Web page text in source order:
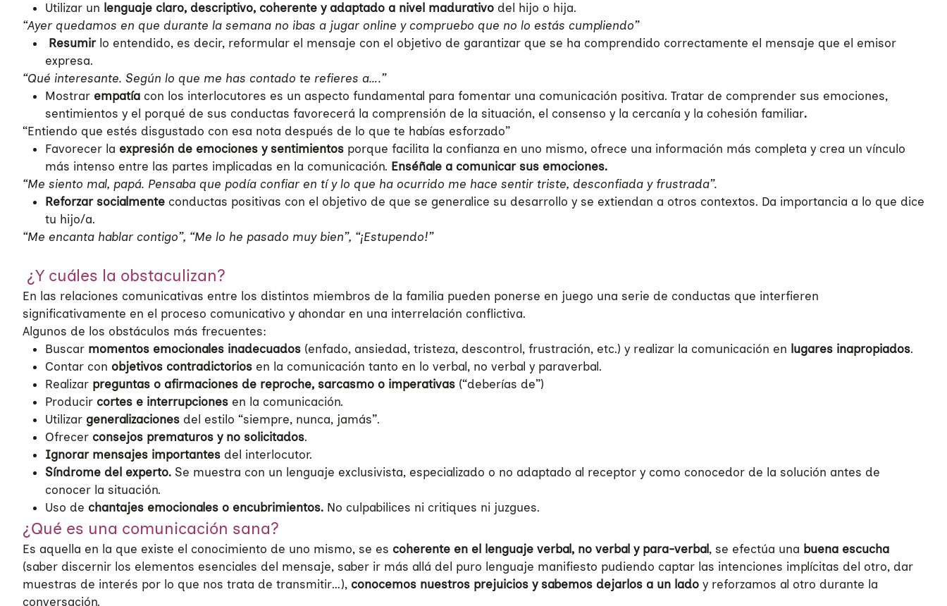
Quiénes somos
Sobre UNAF
Nuestra red
Transparencia
Áreas de acción
Diversidad familiar
Familias reconstituidas
Mediación
Infancia y adolescencia
Educación Sexual
Violencias de género
Qué hacemos
Atención directa
Sensibilización
Formación
Investigación
Incidencia
Infórmate
Blog
Sala de prensa
Materiales y publicaciones
Campañas
COLABORA
Haz tu donación
Únete a nuestra red
Si eres empresa
Utilizar un lenguaje claro, descriptivo, coherente y adaptado a nivel madurativo del hijo o hija.
“Ayer quedamos en que durante la semana no ibas a jugar online y compruebo que no lo estás cumpliendo”
Resumir lo entendido, es decir, reformular el mensaje con el objetivo de garantizar que se ha comprendido correctamente el mensaje que el emisor
expresa.
“Qué interesante. Según lo que me has contado te refieres a….”
Mostrar empatía con los interlocutores es un aspecto fundamental para fomentar una comunicación positiva. Tratar de comprender sus emociones,
sentimientos y el porqué de sus conductas favorecerá la comprensión de la situación, el consenso y la cercanía y la cohesión familiar.
“Entiendo que estés disgustado con esa nota después de lo que te habías esforzado”
Favorecer la expresión de emociones y sentimientos porque facilita la confianza en uno mismo, ofrece una información más completa y crea un vínculo
más intenso entre las partes implicadas en la comunicación. Enséñale a comunicar sus emociones.
“Me siento mal, papá. Pensaba que podía confiar en tí y lo que ha ocurrido me hace sentir triste, desconfiada y frustrada”.
Reforzar socialmente conductas positivas con el objetivo de que se generalice su desarrollo y se extiendan a otros contextos. Da importancia a lo que dice
tu hijo/a.
“Me encanta hablar contigo”, “Me lo he pasado muy bien”, “¡Estupendo!”
¿Y cuáles la obstaculizan?
En las relaciones comunicativas entre los distintos miembros de la familia pueden ponerse en juego una serie de conductas que interfieren
significativamente en el proceso comunicativo y ahondar en una interrelación conflictiva.
Algunos de los obstáculos más frecuentes:
Buscar momentos emocionales inadecuados (enfado, ansiedad, tristeza, descontrol, frustración, etc.) y realizar la comunicación en lugares inapropiados.
Contar con objetivos contradictorios en la comunicación tanto en lo verbal, no verbal y paraverbal.
Realizar preguntas o afirmaciones de reproche, sarcasmo o imperativas (“deberías de”)
Producir cortes e interrupciones en la comunicación.
Utilizar generalizaciones del estilo “siempre, nunca, jamás”.
Ofrecer consejos prematuros y no solicitados.
Ignorar mensajes importantes del interlocutor.
Síndrome del experto. Se muestra con un lenguaje exclusivista, especializado o no adaptado al receptor y como conocedor de la solución antes de
conocer la situación.
Uso de chantajes emocionales o encubrimientos. No culpabilices ni critiques ni juzgues.
¿Qué es una comunicación sana?
Es aquella en la que existe el conocimiento de uno mismo, se es coherente en el lenguaje verbal, no verbal y para-verbal , se efectúa una buena escucha
(saber discernir los elementos esenciales del mensaje, saber ir más allá del puro lenguaje manifiesto pudiendo captar las intenciones implícitas del otro, dar
muestras de interés por lo que nos trata de transmitir…), conocemos nuestros prejuicios y sabemos dejarlos a un lado y reforzamos al otro durante la
conversación.